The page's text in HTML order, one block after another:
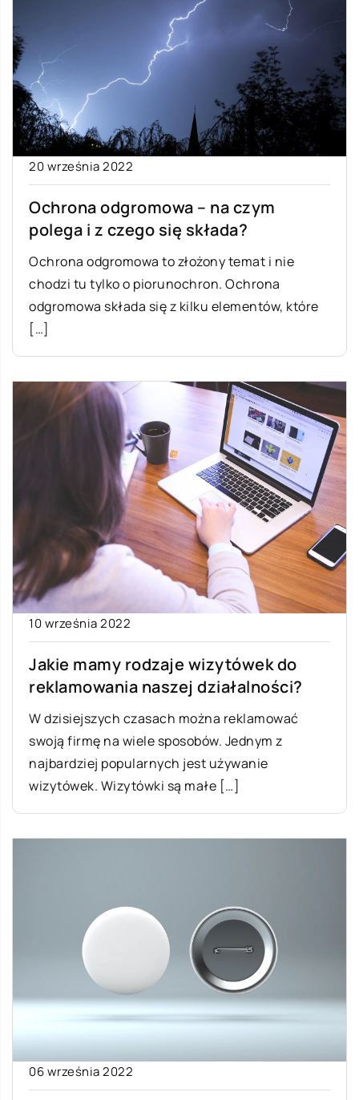
20 września 2022
Ochrona odgromowa – na czym
polega i z czego się składa?
Ochrona odgromowa to złożony temat i nie
chodzi tu tylko o piorunochron. Ochrona
odgromowa składa się z kilku elementów, które
[…]
10 września 2022
Jakie mamy rodzaje wizytówek do
reklamowania naszej działalności?
W dzisiejszych czasach można reklamować
swoją firmę na wiele sposobów. Jednym z
najbardziej popularnych jest używanie
wizytówek. Wizytówki są małe […]
06 września 2022